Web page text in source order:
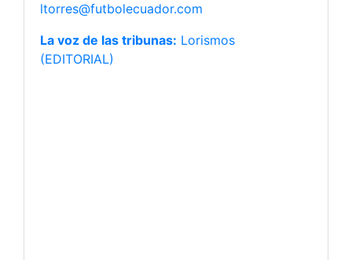
ltorres@futbolecuador.com
La voz de las tribunas: Lorismos
(EDITORIAL)